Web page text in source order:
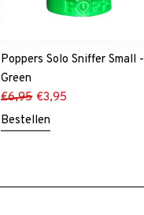
Poppers Solo Sniffer Small -
Green
€6,95 €3,95
Bestellen